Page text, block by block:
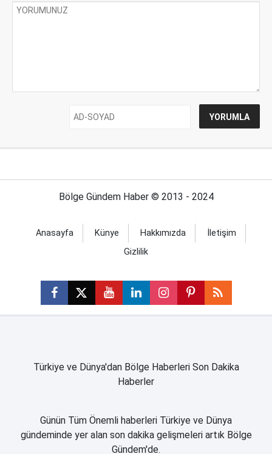
Bölge Gündem Haber © 2013 - 2024
Anasayfa Künye Hakkımızda
İletişim
Gizlilik
Türkiye ve Dünya'dan Bölge Haberleri Son Dakika
Haberler
Günün Tüm Önemli haberleri Türkiye ve Dünya
gündeminde yer alan son dakika gelişmeleri artık Bölge
Gündem'de.